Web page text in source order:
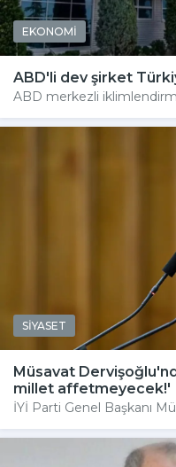
EKONOMİ
ABD'li dev şirket
ABD merkezli
SİYASET
Müsavat
millet affetmeyecek!'
İYİ Parti Genel Başkanı